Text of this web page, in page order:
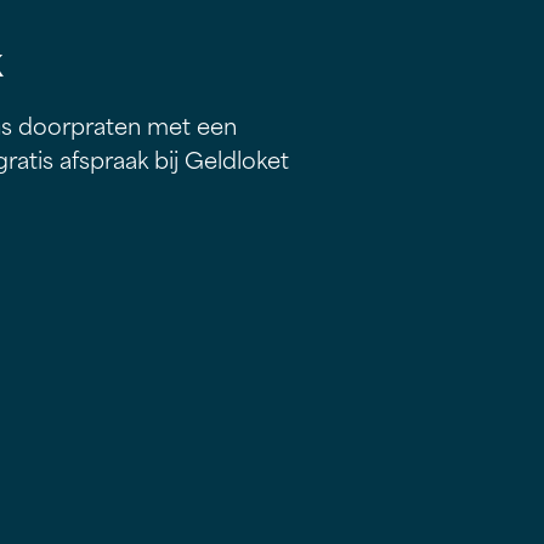
doorpraten met een
afspraak bij Geldloket